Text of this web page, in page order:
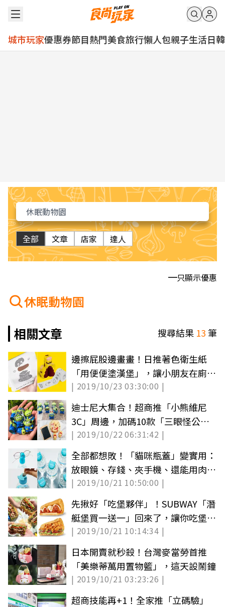
城市玩家優惠券節目熱門美食旅行懶人包親子生活日韓
全部 文章 店家 達人
只顯示優惠
休眠動物園
相關文章
搜尋結果 13筆
邊擦屁股邊畫畫！日推著色衛生紙
「用便便塗漢堡」，讓小朋友在廁所
找快樂
| 2019/10/23 03:30:00 |
迪士尼大集合！超商推「小熊維尼
3C」周邊，加碼10款「三眼怪公
仔」
| 2019/10/22 06:31:42 |
全部都想敗！「貓咪瓶蓋」變實用：
放眼鏡、存錢、夾手機、還能用肉球
按摩
| 2019/10/21 10:50:00 |
先揪好「吃堡夥伴」！SUBWAY「潛
艇堡買一送一」回來了，讓你吃堡做
愛心
| 2019/10/21 10:14:34 |
日本開賣就秒殺！台灣麥當勞首推
「美樂蒂萬用置物籃」，這天設鬧鐘
| 2019/10/21 03:23:26 |
超商技能再+1！全家推「立碼驗」